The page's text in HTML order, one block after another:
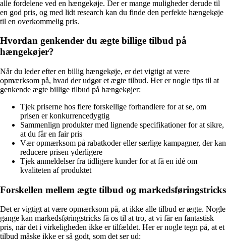
alle fordelene ved en hængekøje. Der er mange muligheder derude til
en god pris, og med lidt research kan du finde den perfekte hængekøje
til en overkommelig pris.
Hvordan genkender du ægte billige tilbud på
hængekøjer?
Når du leder efter en billig hængekøje, er det vigtigt at være
opmærksom på, hvad der udgør et ægte tilbud. Her er nogle tips til at
genkende ægte billige tilbud på hængekøjer:
Tjek priserne hos flere forskellige forhandlere for at se, om
prisen er konkurrencedygtig
Sammenlign produkter med lignende specifikationer for at sikre,
at du får en fair pris
Vær opmærksom på rabatkoder eller særlige kampagner, der kan
reducere prisen yderligere
Tjek anmeldelser fra tidligere kunder for at få en idé om
kvaliteten af produktet
Forskellen mellem ægte tilbud og markedsføringstricks
Det er vigtigt at være opmærksom på, at ikke alle tilbud er ægte. Nogle
gange kan markedsføringstricks få os til at tro, at vi får en fantastisk
pris, når det i virkeligheden ikke er tilfældet. Her er nogle tegn på, at et
tilbud måske ikke er så godt, som det ser ud: